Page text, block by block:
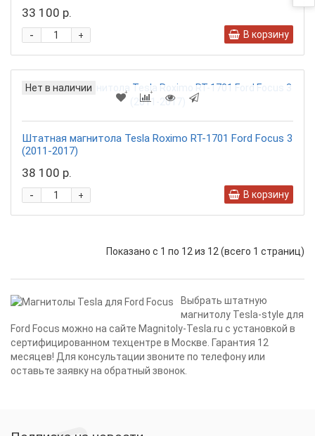
33 100 р.
+
- В корзину
Нет в наличии
Штатная магнитола Tesla Roximo RT-1701 Ford Focus 3
(2011-2017)
38 100 р.
+
- В корзину
Показано с 1 по 12 из 12 (всего 1 страниц)
Выбрать штатную
магнитолу Tesla-style для
Ford Focus можно на сайте Magnitoly-Tesla.ru с установкой в
сертифицированном техцентре в Москве. Гарантия 12
месяцев! Для консультации звоните по телефону или
оставьте заявку на обратный звонок.